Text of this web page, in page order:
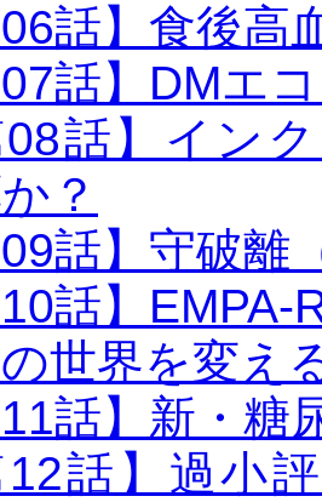
06話】食後高
07話】DMエ
08話】イン
？
09話】守破
10話】
世界を変え
11話】新・糖
12話】過小